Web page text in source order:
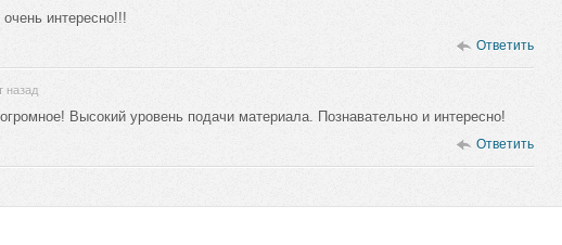
интересно!!!
Ответить
назад
Высокий уровень подачи материала. Познавательно и интересно!
Ответить